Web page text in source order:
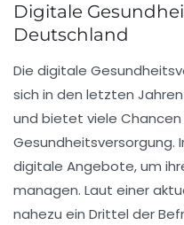
Digitale
Deutschland
Die digitale
sich in den letzten
und bietet viele Chancen
Gesundheitsversorgung.
digitale Angebote, um
managen. Laut einer
nahezu ein Drittel der